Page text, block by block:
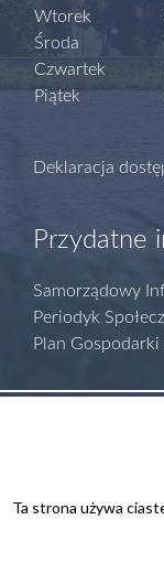
Wtorek
Środa
Czwartek
Piątek
Deklaracja
Przydatne
Samorządowy
Periodyk
Plan
Kontakt
Ta strona używa